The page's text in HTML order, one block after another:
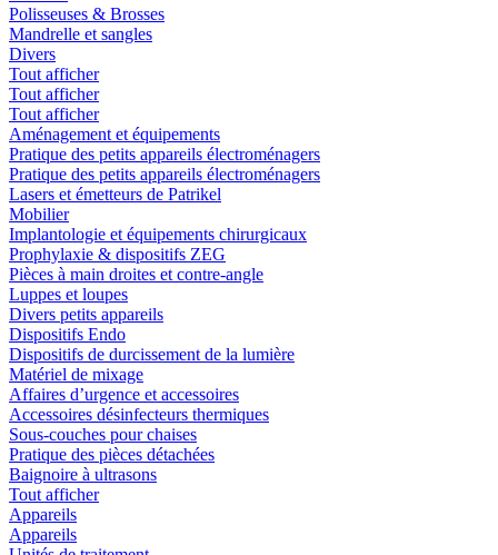
Polisseuses & Brosses
Mandrelle et sangles
Divers
Tout afficher
Tout afficher
Tout afficher
Aménagement et équipements
Pratique des petits appareils électroménagers
Pratique des petits appareils électroménagers
Lasers et émetteurs de Patrikel
Mobilier
Implantologie et équipements chirurgicaux
Prophylaxie & dispositifs ZEG
Pièces à main droites et contre-angle
Luppes et loupes
Divers petits appareils
Dispositifs Endo
Dispositifs de durcissement de la lumière
Matériel de mixage
Affaires d’urgence et accessoires
Accessoires désinfecteurs thermiques
Sous-couches pour chaises
Pratique des pièces détachées
Baignoire à ultrasons
Tout afficher
Appareils
Appareils